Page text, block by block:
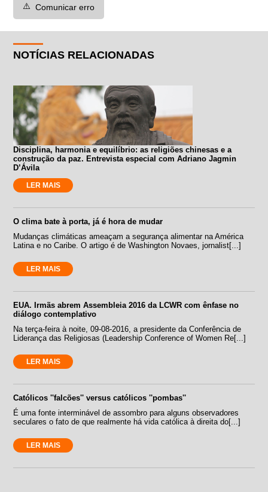
⚠️ Comunicar erro
NOTÍCIAS RELACIONADAS
Disciplina, harmonia e equilíbrio: as religiões chinesas e a
construção da paz. Entrevista especial com Adriano Jagmin
D’Ávila
LER MAIS
O clima bate à porta, já é hora de mudar
Mudanças climáticas ameaçam a segurança alimentar na América
Latina e no Caribe. O artigo é de Washington Novaes, jornalist[...]
LER MAIS
EUA. Irmãs abrem Assembleia 2016 da LCWR com ênfase no
diálogo contemplativo
Na terça-feira à noite, 09-08-2016, a presidente da Conferência de
Liderança das Religiosas (Leadership Conference of Women Re[...]
LER MAIS
Católicos ''falcões'' versus católicos ''pombas''
É uma fonte interminável de assombro para alguns observadores
seculares o fato de que realmente há vida católica à direita do[...]
LER MAIS